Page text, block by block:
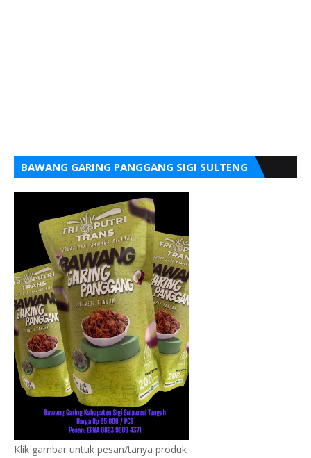
BAWANG GARING PANGGANG SIGI SULTENG
Klik gambar untuk pesan/tanya produk